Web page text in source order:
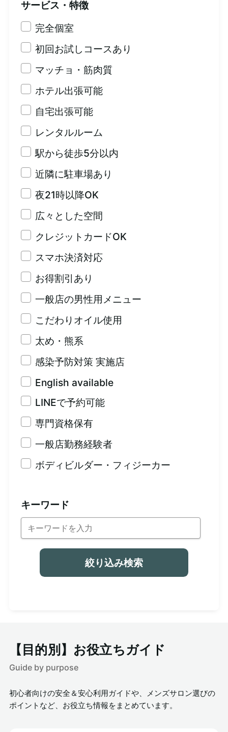
サービス・特徴
完全個室
初回お試しコースあり
マッチョ・筋肉質
ホテル出張可能
自宅出張可能
レンタルルーム
駅から徒歩5分以内
近隣に駐車場あり
夜21時以降OK
広々とした空間
クレジットカードOK
スマホ決済対応
お得割引あり
一般店の男性用メニュー
こだわりオイル使用
太め・熊系
感染予防対策 実施店
English available
LINEで予約可能
専門資格保有
一般店勤務経験者
ボディビルダー・フィジーカー
キーワード
絞り込み検索
【目的別】お役立ちガイド
Guide by purpose
初心者向けの安全＆安心利用ガイドや、メンズサロン選びの
ポイントなど、お役立ち情報をまとめています。